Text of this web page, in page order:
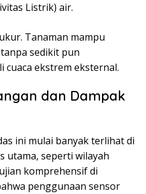
Listrik) air.
Tanaman mampu
sedikit pun
ekstrem eksternal.
dan Dampak
ini mulai banyak terlihat di
utama, seperti wilayah
komprehensif di
penggunaan sensor